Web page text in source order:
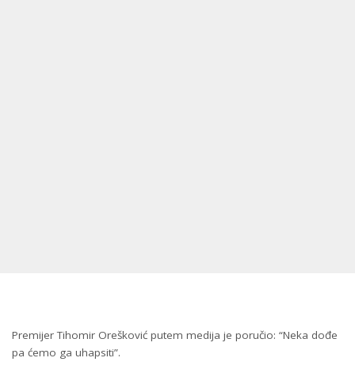
Premijer Tihomir Orešković putem medija je poručio: “Neka dođe
pa ćemo ga uhapsiti”.